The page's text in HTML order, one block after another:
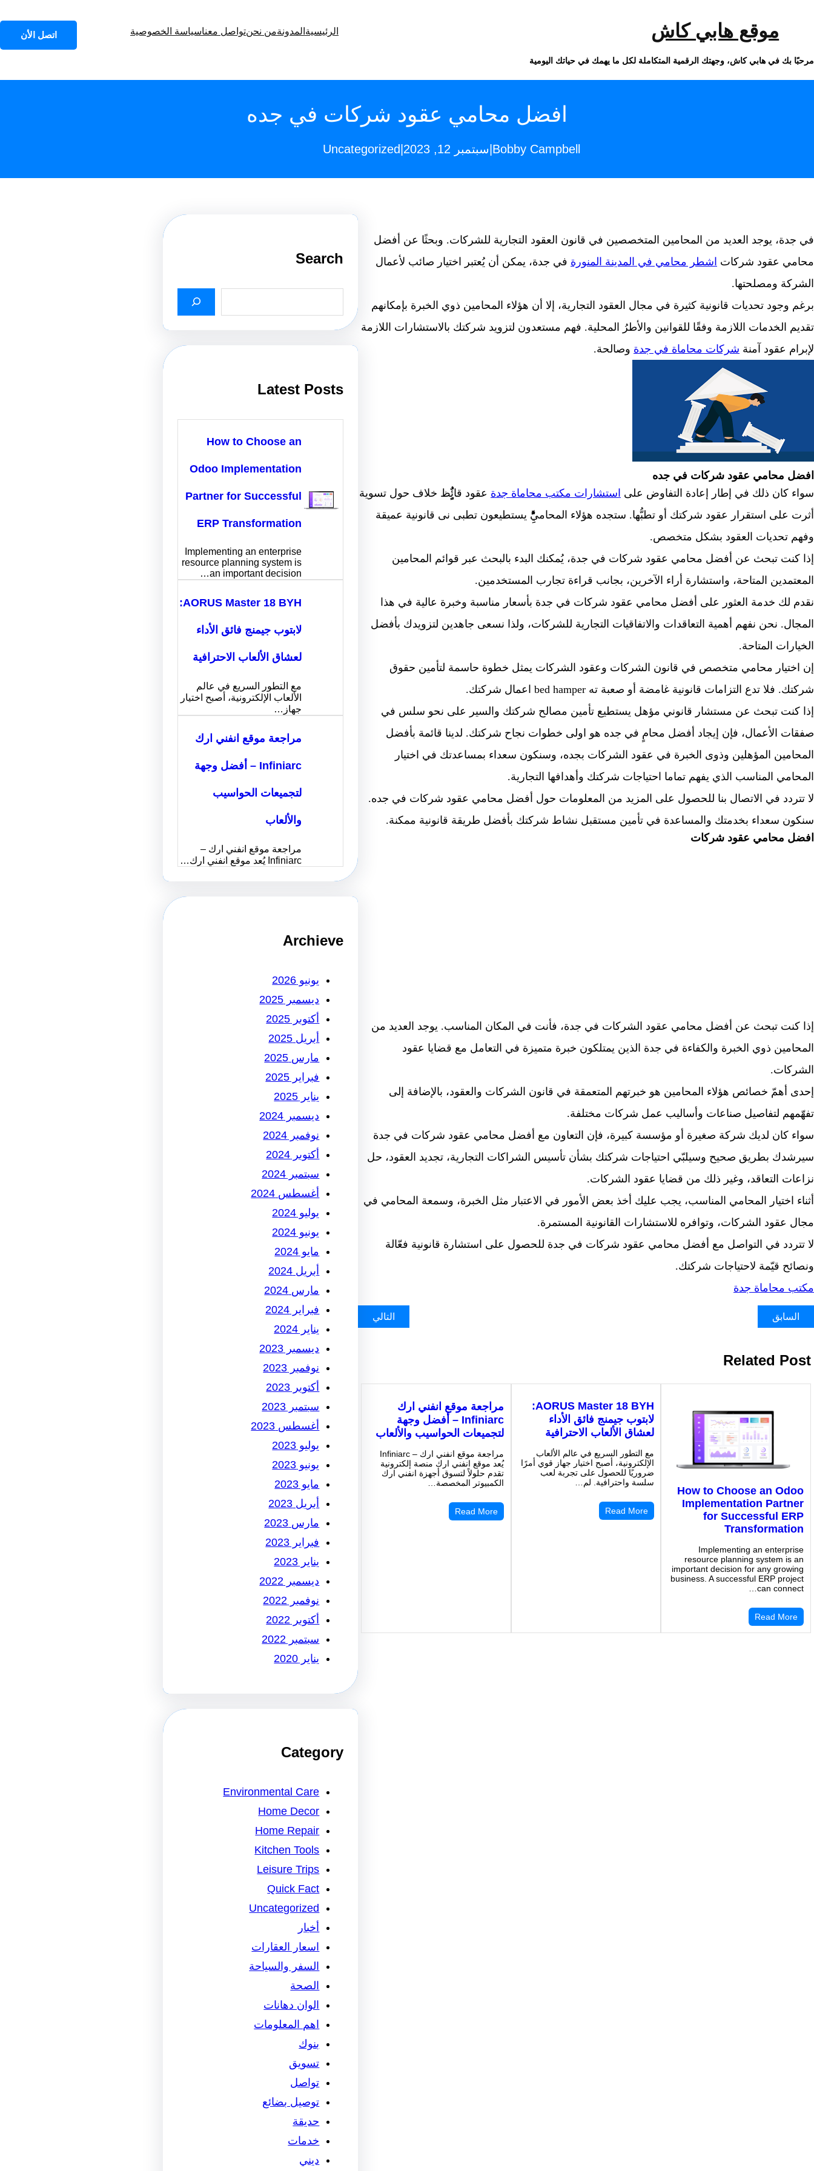
موقع هابي كاش الرئيسية المدونةمن نحنتواصل معناسياسة الخصوصية اتصل الأن
مرحبًا بك في هابي كاش، وجهتك الرقمية المتكاملة لكل ما يهمك في حياتك اليومية
افضل محامي عقود شركات في جده
Bobby Campbell سبتمبر 12, 2023 Uncategorized
في جدة، يوجد العديد من المحامين المتخصصين في قانون العقود التجارية للشركات. وبحثًا عن أفضل
محامي عقود شركات اشطر محامي في المدينة المنورة في جدة، يمكن أن يُعتبر اختيار صائب لأعمال
الشركة ومصلحتها.
برغم وجود تحديات قانونية كثيرة في مجال العقود التجارية، إلا أن هؤلاء المحامين ذوي الخبرة بإمكانهم
تقديم الخدمات اللازمة وفقًا للقوانين والأطرُ المحلية. فهم مستعدون لتزويد شركتك بالاستشارات اللازمة
لإبرام عقود آمنة شركات محاماة في جدة وصالحة.
افضل محامي عقود شركات في جده
سواء كان ذلك في إطار إعادة التفاوض على استشارات مكتب محاماة جدة عقود قائٌٍٍََُُِِِِظ خلاف حول تسوية
أثرت على استقرار عقود شركتك أو تطبُّها. ستجده هؤلاء المحاميََُِِّْْْْْ يستطيعون تطبی نى قانونیة عميقة
وفهم تحديات العقود بشكل متخصص.
إذا كنت تبحث عن أفضل محامي عقود شركات في جدة، يُمكنك البدء بالبحث عبر قوائم المحامين
المعتمدين المتاحة، واستشارة أراء الآخرين، بجانب قراءة تجارب المستخدمين.
نقدم لك خدمة العثور على أفضل محامي عقود شركات في جدة بأسعار مناسبة وخبرة عالية في هذا
المجال. نحن نفهم أهمية التعاقدات والاتفاقيات التجارية للشركات، ولذا نسعى جاهدين لتزويدك بأفضل
الخيارات المتاحة.
إن اختيار محامي متخصص في قانون الشركات وعقود الشركات يمثل خطوة حاسمة لتأمين حقوق
شركتك. فلا تدع التزامات قانونية غامضة أو صعبة ته bed hamper اعمال شركتك.
إذا كنت تبحث عن مستشار قانوني مؤهل يستطيع تأمين مصالح شركتك والسير على نحو سلس في
صفقات الأعمال، فإن إيجاد أفضل محامٍ في جده هو اولى خطوات نجاح شركتك. لدينا قائمة بأفضل
المحامين المؤهلين وذوى الخبرة في عقود الشركات بجده، وسنكون سعداء بمساعدتك في اختيار
المحامي المناسب الذي يفهم تماما احتياجات شركتك وأهدافها التجارية.
لا تتردد في الاتصال بنا للحصول على المزيد من المعلومات حول أفضل محامي عقود شركات في جده.
سنكون سعداء بخدمتك والمساعدة في تأمين مستقبل نشاط شركتك بأفضل طريقة قانونية ممكنة.
افضل محامي عقود شركات
إذا كنت تبحث عن أفضل محامي عقود الشركات في جدة، فأنت في المكان المناسب. يوجد العديد من
المحامين ذوي الخبرة والكفاءة في جدة الذين يمتلكون خبرة متميزة في التعامل مع قضايا عقود
الشركات.
إحدى أهمّ خصائص هؤلاء المحامين هو خبرتهم المتعمقة في قانون الشركات والعقود، بالإضافة إلى
تفهّمهم لتفاصيل صناعات وأساليب عمل شركات مختلفة.
سواء كان لديك شركة صغيرة أو مؤسسة كبيرة، فإن التعاون مع أفضل محامي عقود شركات في جدة
سيرشدك بطريق صحيح وسيلبّي احتياجات شركتك بشأن تأسيس الشراكات التجارية، تجديد العقود، حل
نزاعات التعاقد، وغير ذلك من قضايا عقود الشركات.
أثناء اختيار المحامي المناسب، يجب عليك أخذ بعض الأمور في الاعتبار مثل الخبرة، وسمعة المحامي في
مجال عقود الشركات، وتوافره للاستشارات القانونية المستمرة.
لا تتردد في التواصل مع أفضل محامي عقود شركات في جدة للحصول على استشارة قانونية فعّالة
ونصائح قيّمة لاحتياجات شركتك.
مكتب محاماة جدة
السابق التالي
Related Post
How to Choose an Odoo
Implementation Partner
for Successful ERP
Transformation
Implementing an enterprise
resource planning system is an
important decision for any growing
business. A successful ERP project
can connect…
Read More
AORUS Master 18 BYH:
لابتوب جيمنج فائق الأداء
لعشاق الألعاب الاحترافية
مع التطور السريع في عالم الألعاب
الإلكترونية، أصبح اختيار جهاز قوي أمرًا
ضروريًا للحصول على تجربة لعب
سلسة واحترافية. لم…
Read More
مراجعة موقع انفني ارك
Infiniarc – أفضل وجهة
لتجميعات الحواسيب والألعاب
مراجعة موقع انفني ارك – Infiniarc
يُعد موقع انفني ارك منصة إلكترونية
تقدم حلولاً لتسوق أجهزة انفني ارك
الكمبيوتر المخصصة…
Read More
Search
c
Latest Posts
How to Choose an
Odoo Implementation
Partner for Successful
ERP Transformation
Implementing an enterprise
resource planning system is
an important decision…
AORUS Master 18 BYH:
لابتوب جيمنج فائق الأداء
لعشاق الألعاب الاحترافية
مع التطور السريع في عالم
الألعاب الإلكترونية، أصبح اختيار
جهاز…
مراجعة موقع انفني ارك
Infiniarc – أفضل وجهة
لتجميعات الحواسيب
والألعاب
مراجعة موقع انفني ارك –
Infiniarc يُعد موقع انفني ارك…
Archieve
يونيو 2026
ديسمبر 2025
أكتوبر 2025
أبريل 2025
مارس 2025
فبراير 2025
يناير 2025
ديسمبر 2024
نوفمبر 2024
أكتوبر 2024
سبتمبر 2024
أغسطس 2024
يوليو 2024
يونيو 2024
مايو 2024
أبريل 2024
مارس 2024
فبراير 2024
يناير 2024
ديسمبر 2023
نوفمبر 2023
أكتوبر 2023
سبتمبر 2023
أغسطس 2023
يوليو 2023
يونيو 2023
مايو 2023
أبريل 2023
مارس 2023
فبراير 2023
يناير 2023
ديسمبر 2022
نوفمبر 2022
أكتوبر 2022
سبتمبر 2022
يناير 2020
Category
Environmental Care
Home Decor
Home Repair
Kitchen Tools
Leisure Trips
Quick Fact
Uncategorized
أخبار
اسعار العقارات
السفر والسياحة
الصحة
الوان دهانات
اهم المعلومات
بنوك
تسويق
تواصل
توصيل بضائع
حديقة
خدمات
ديني